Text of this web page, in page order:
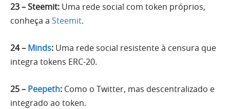
23 – Steemit: Uma rede social com token próprios,
conheça a Steemit.
24 – Minds: Uma rede social resistente à censura que
integra tokens ERC-20.
25 – Peepeth: Como o Twitter, mas descentralizado e
integrado ao token.